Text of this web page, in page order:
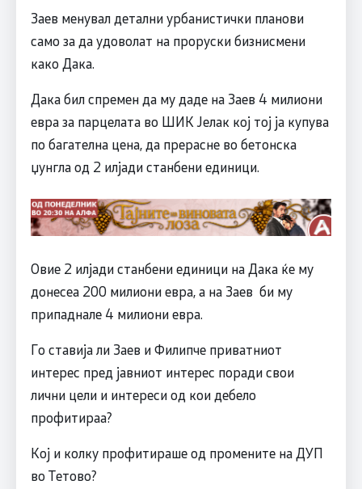
Заев менувал детални урбанистички планови
само за да удоволат на проруски бизнисмени
како Дака.
Дака бил спремен да му даде на Заев 4 милиони
евра за парцелата во ШИК Јелак кој тој ја купува
по багателна цена, да прерасне во бетонска
џунгла од 2 илјади станбени единици.
Овие 2 илјади станбени единици на Дака ќе му
донесеа 200 милиони евра, а на Заев би му
припаднале 4 милиони евра.
Го ставија ли Заев и Филипче приватниот
интерес пред јавниот интерес поради свои
лични цели и интереси од кои дебело
профитираа?
Кој и колку профитираше од промените на ДУП
во Тетово?